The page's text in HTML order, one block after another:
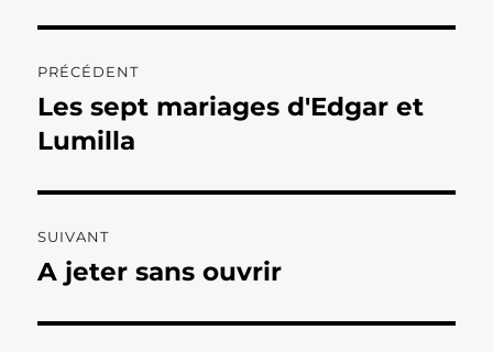
de
l’article
PRÉCÉDENT
Publication
précédente :
Les sept mariages d'Edgar et
Lumilla
SUIVANT
Publication
A jeter sans ouvrir